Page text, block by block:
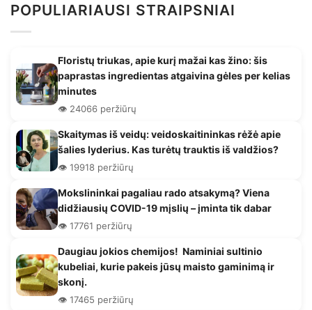
POPULIARIAUSI STRAIPSNIAI
Floristų triukas, apie kurį mažai kas žino: šis
paprastas ingredientas atgaivina gėles per kelias
minutes
👁️ 24066 peržiūrų
Skaitymas iš veidų: veidoskaitininkas rėžė apie
šalies lyderius. Kas turėtų trauktis iš valdžios?
👁️ 19918 peržiūrų
Mokslininkai pagaliau rado atsakymą? Viena
didžiausių COVID-19 mįslių – įminta tik dabar
👁️ 17761 peržiūrų
Daugiau jokios chemijos! Naminiai sultinio
kubeliai, kurie pakeis jūsų maisto gaminimą ir
skonį.
👁️ 17465 peržiūrų